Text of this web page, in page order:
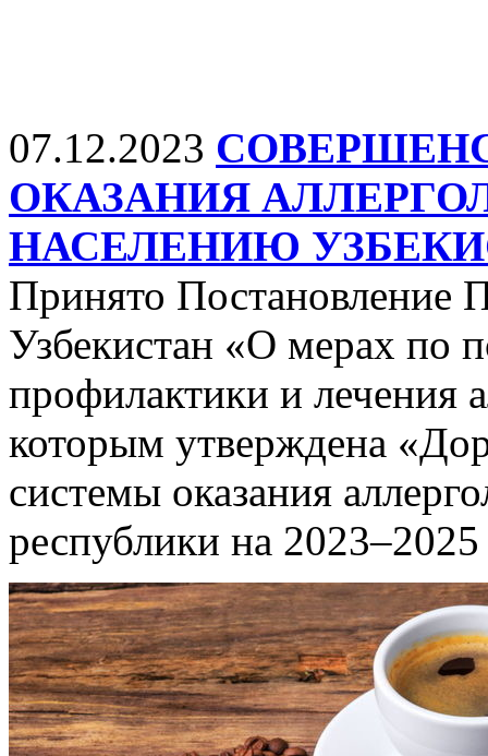
07.12.2023
ОКАЗАНИЯ
НАСЕЛЕНИЮ
Принято Постановление
Узбекистан «О мерах по
профилактики и лечения
которым утверждена
системы оказания
республики на 2023–2025